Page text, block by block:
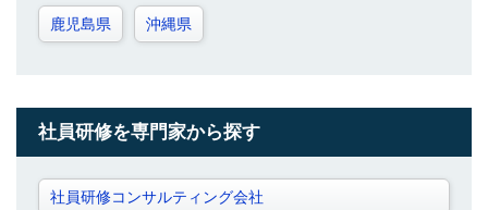
鹿児島県 沖縄県
社員研修を専門家から探す
社員研修コンサルティング会社